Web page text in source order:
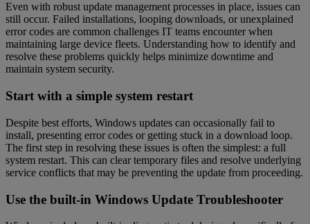
Even with robust update management processes in place, issues can
still occur. Failed installations, looping downloads, or unexplained
error codes are common challenges IT teams encounter when
maintaining large device fleets. Understanding how to identify and
resolve these problems quickly helps minimize downtime and
maintain system security.
Start with a simple system restart
Despite best efforts, Windows updates can occasionally fail to
install, presenting error codes or getting stuck in a download loop.
The first step in resolving these issues is often the simplest: a full
system restart. This can clear temporary files and resolve underlying
service conflicts that may be preventing the update from proceeding.
Use the built-in Windows Update Troubleshooter